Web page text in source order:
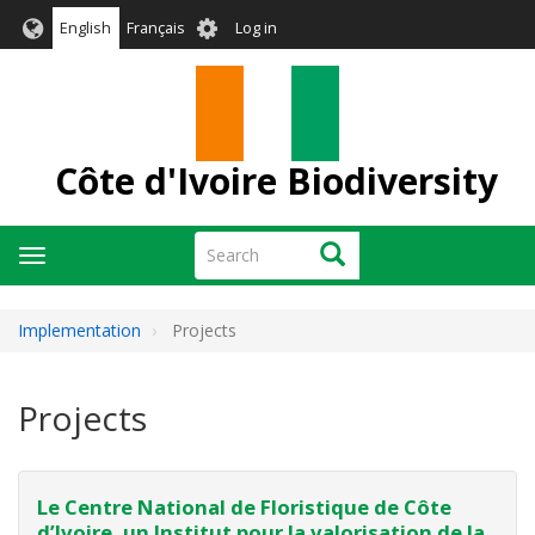
English Français User
account
Log in
Côte d'Ivoire Biodiversity
Search Search
Toggle
navigation
Implementation Projects
Projects
Le Centre National de Floristique de Côte